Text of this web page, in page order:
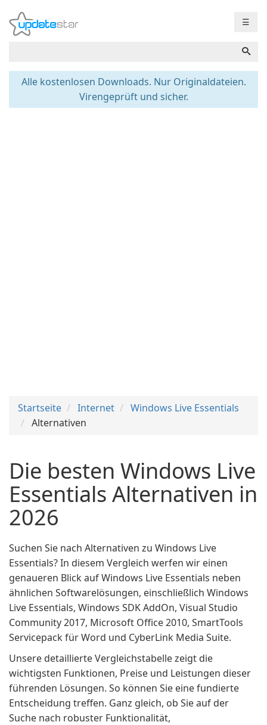
☰
Alle kostenlosen Downloads. Nur Originaldateien.
Virengeprüft und sicher.
Startseite Internet
Windows Live Essentials
Alternativen
Die besten Windows Live
Essentials Alternativen in
2026
Suchen Sie nach Alternativen zu Windows Live
Essentials? In diesem Vergleich werfen wir einen
genaueren Blick auf Windows Live Essentials neben
ähnlichen Softwarelösungen, einschließlich Windows
Live Essentials, Windows SDK AddOn, Visual Studio
Community 2017, Microsoft Office 2010, SmartTools
Servicepack für Word und CyberLink Media Suite.
Unsere detaillierte Vergleichstabelle zeigt die
wichtigsten Funktionen, Preise und Leistungen dieser
führenden Lösungen. So können Sie eine fundierte
Entscheidung treffen. Ganz gleich, ob Sie auf der
Suche nach robuster Funktionalität,